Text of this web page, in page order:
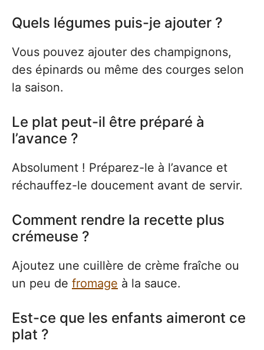
Quels légumes puis-je ajouter ?
Vous pouvez ajouter des champignons,
des épinards ou même des courges selon
la saison.
Le plat peut-il être préparé à
l’avance ?
Absolument ! Préparez-le à l’avance et
réchauffez-le doucement avant de servir.
Comment rendre la recette plus
crémeuse ?
Ajoutez une cuillère de crème fraîche ou
un peu de fromage à la sauce.
Est-ce que les enfants aimeront ce
plat ?